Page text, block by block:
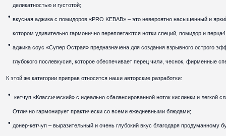
деликатностью и густотой;
вкусная аджика с помидоров «PRO KEBAB» – это невероятно насыщенный и
котором удивительно гармонично переплетаются нотки специй, помидор и перца4
аджика соус «Супер Острая» предназначена для создания взрывного острого
глубокого послевкусия, которое обеспечивает перец чили, чеснок, фирменные
К этой же категории приправ относятся наши авторские разработки:
кетчуп «Классический» с идеально сбалансированной ноток кислинки и легкой
Отлично гармонирует практически со всеми ежедневными блюдами;
донер-кетчуп – выразительный и очень глубокий вкус благодаря продуманному